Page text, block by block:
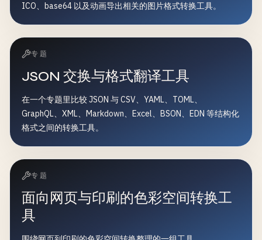
ICO、base64 以及动画导出相关的图片格式转换工具。
专题
JSON 交换与格式翻译工具
在一个专题里比较 JSON 与 CSV、YAML、TOML、
GraphQL、XML、Markdown、Excel、BSON、EDN 等结构化
格式之间的转换工具。
专题
面向网页与印刷的色彩空间转换工
具